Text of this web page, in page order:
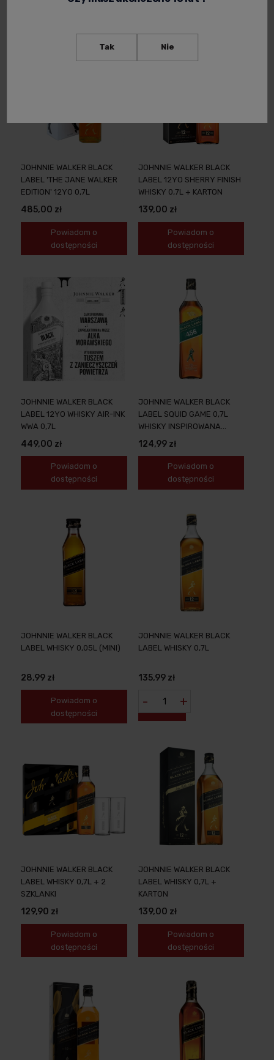
JOHNNIE WALKER BLACK
LABEL 'THE JANE WALKER
EDITION' 12YO 0,7L
485,00 zł
Powiadom o
dostępności
JOHNNIE WALKER BLACK
LABEL 12YO SHERRY FINISH
WHISKY 0,7L + KARTON
139,00 zł
Powiadom o
dostępności
JOHNNIE WALKER BLACK
LABEL 12YO WHISKY AIR-INK
WWA 0,7L
449,00 zł
Powiadom o
dostępności
JOHNNIE WALKER BLACK
LABEL SQUID GAME 0,7L
WHISKY INSPIROWANA
RYZYKIEM I NAGRODĄ
124,99 zł
Powiadom o
dostępności
JOHNNIE WALKER BLACK
LABEL WHISKY 0,05L (MINI)
28,99 zł
Powiadom o
dostępności
JOHNNIE WALKER BLACK
LABEL WHISKY 0,7L
135,99 zł
- +
JOHNNIE WALKER BLACK
LABEL WHISKY 0,7L + 2
SZKLANKI
129,90 zł
Powiadom o
dostępności
JOHNNIE WALKER BLACK
LABEL WHISKY 0,7L +
KARTON
139,00 zł
Powiadom o
dostępności
Tak Nie